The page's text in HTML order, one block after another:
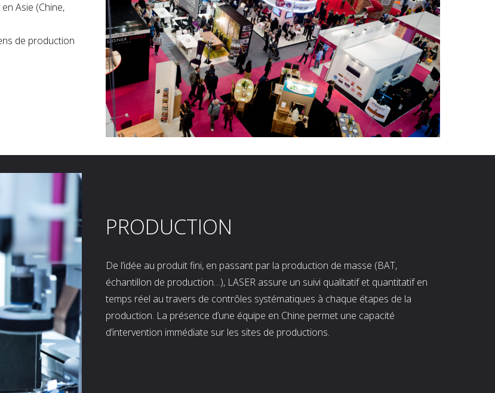
Asie (Chine,
de production
PRODUCTION
De l’idée au produit fini, en passant par la production de masse (BAT,
échantillon de production…), LASER assure un suivi qualitatif et quantitatif en
temps réel au travers de contrôles systématiques à chaque étapes de la
production. La présence d’une équipe en Chine permet une capacité
d’intervention immédiate sur les sites de productions.